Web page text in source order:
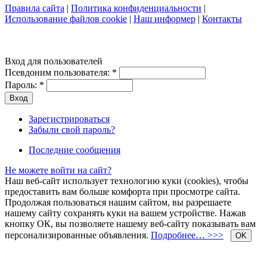
Правила сайта | Политика конфиденциальности |
Использование файлов cookie | Наш информер | Контакты
Вход для пользователей
Псевдоним пользователя: *
Пароль: *
Зарегистрироваться
Забыли свой пароль?
Последние сообщения
Не можете войти на сайт?
Наш веб-сайт использует технологию куки (cookies), чтобы
предоставить вам больше комфорта при просмотре сайта.
Продолжая пользоваться нашим сайтом, вы разрешаете
нашему сайту сохранять куки на вашем устройстве. Нажав
кнопку ОК, вы позволяете нашему веб-сайту показывать вам
персонализированные объявления. Подробнее… >>> OK